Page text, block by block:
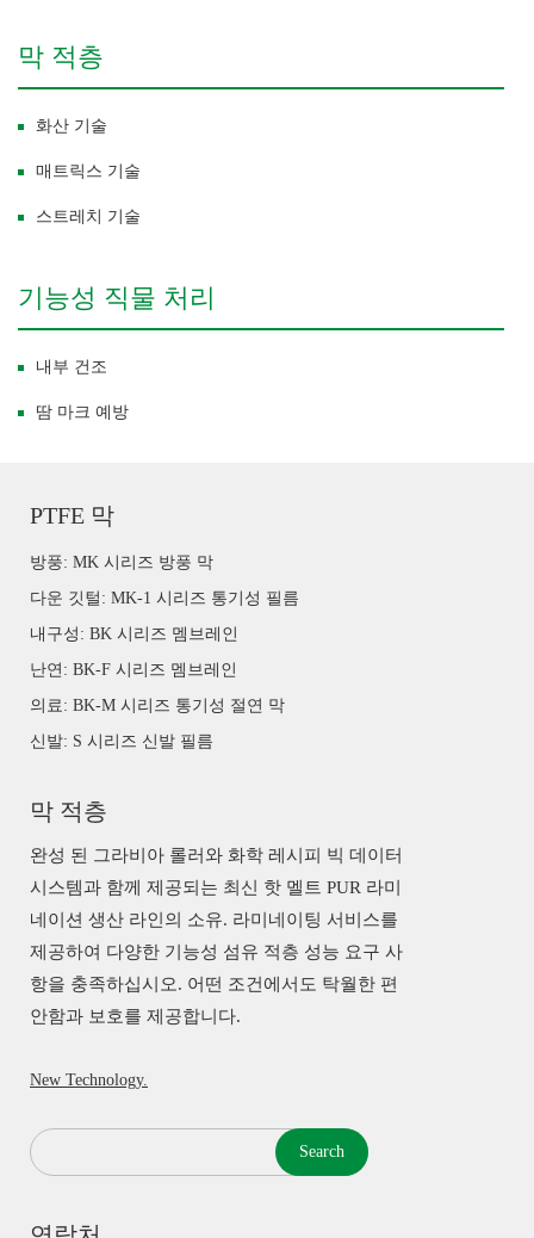
막 적층
화산 기술
매트릭스 기술
스트레치 기술
기능성 직물 처리
내부 건조
땀 마크 예방
PTFE 막
방풍: MK 시리즈 방풍 막
다운 깃털: MK-1 시리즈 통기성 필름
내구성: BK 시리즈 멤브레인
난연: BK-F 시리즈 멤브레인
의료: BK-M 시리즈 통기성 절연 막
신발: S 시리즈 신발 필름
막 적층
완성 된 그라비아 롤러와 화학 레시피 빅 데이터
시스템과 함께 제공되는 최신 핫 멜트 PUR 라미
네이션 생산 라인의 소유. 라미네이팅 서비스를
제공하여 다양한 기능성 섬유 적층 성능 요구 사
항을 충족하십시오. 어떤 조건에서도 탁월한 편
안함과 보호를 제공합니다.
New Technology.
Search